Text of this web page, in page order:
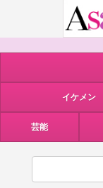
イケメン
芸能